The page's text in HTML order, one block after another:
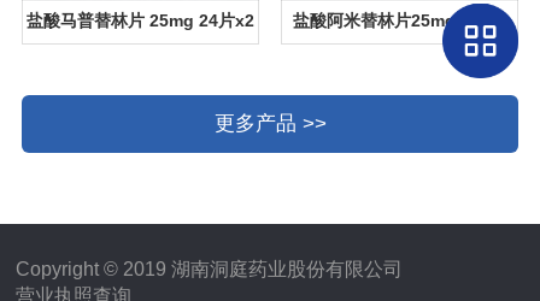
盐酸马普替林片 25mg 24片x2 盐酸阿米替林片25mg 100片
更多产品 >>
Copyright © 2019 湖南洞庭药业股份有限公司
营业执照查询